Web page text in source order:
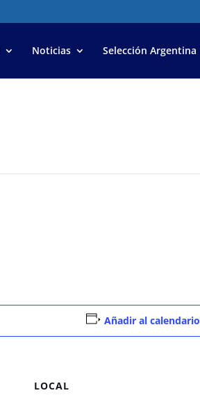
Noticias Selección Argentina
Añadir al calendario
LOCAL